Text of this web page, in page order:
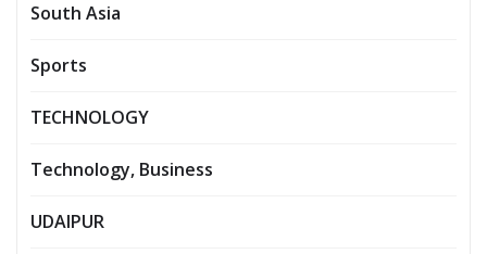
South Asia
Sports
TECHNOLOGY
Technology, Business
UDAIPUR